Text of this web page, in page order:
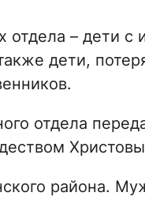
отдела – дети с
дети,
отдела
района.